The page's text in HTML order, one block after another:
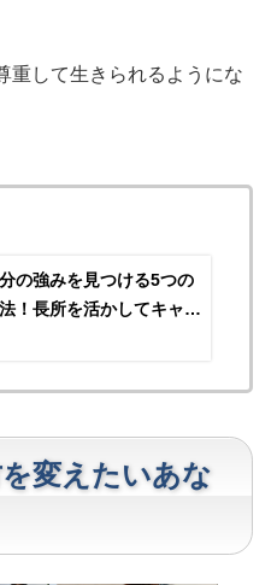
重して生きられるようにな
の強みを見つける5つの
！長所を活かしてキャリ
変えたいあな